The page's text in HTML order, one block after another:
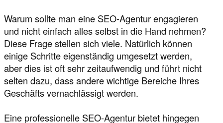
Warum sollte man eine SEO-Agentur engagieren
und nicht einfach alles selbst in die Hand nehmen?
Diese Frage stellen sich viele. Natürlich können
einige Schritte eigenständig umgesetzt werden,
aber dies ist oft sehr zeitaufwendig und führt nicht
selten dazu, dass andere wichtige Bereiche Ihres
Geschäfts vernachlässigt werden.
Eine professionelle SEO-Agentur bietet hingegen